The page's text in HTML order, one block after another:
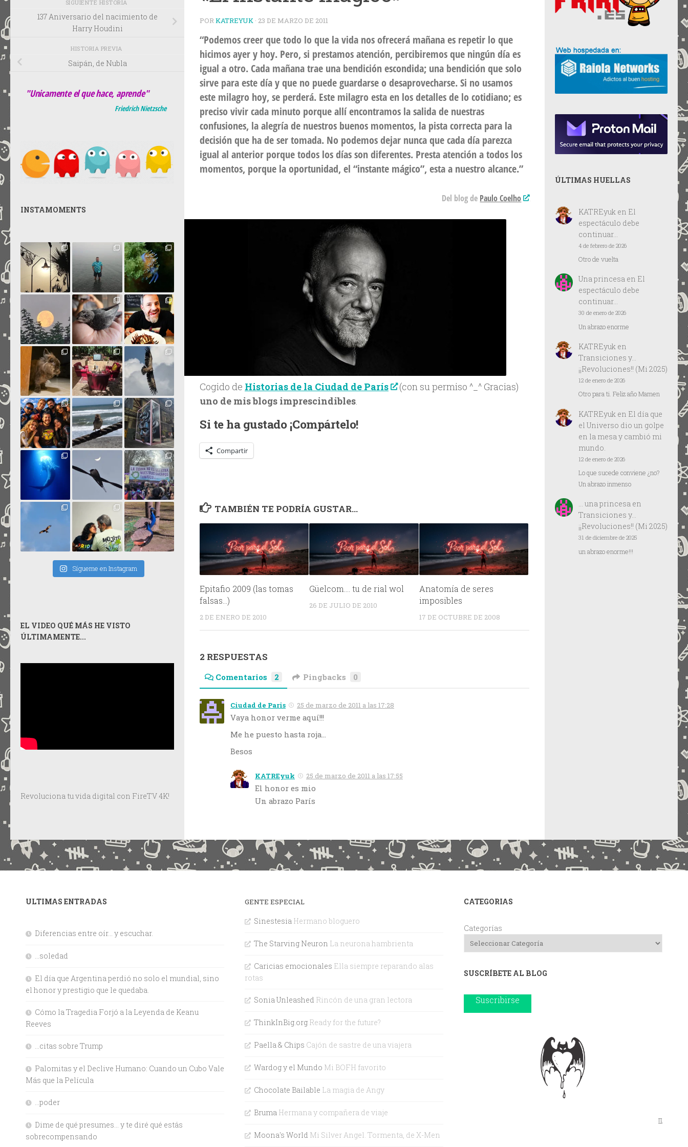
POR KATREYUK · 23 DE MARZO DE 2011
“Podemos creer que todo lo que la vida nos ofrecerá mañana es repetir lo que
hicimos ayer y hoy. Pero, si prestamos atención, percibiremos que ningún día es
igual a otro. Cada mañana trae una bendición escondida; una bendición que solo
sirve para este día y que no puede guardarse o desaprovecharse. Si no usamos
este milagro hoy, se perderá. Este milagro esta en los detalles de lo cotidiano; es
preciso vivir cada minuto porque allí encontramos la salida de nuestras
confusiones, la alegría de nuestros buenos momentos, la pista correcta para la
decisión que ha de ser tomada. No podemos dejar nunca que cada día parezca
igual al anterior porque todos los días son diferentes. Presta atención a todos los
momentos, porque la oportunidad, el “instante mágico”, esta a nuestro alcance.”
Del blog de Paulo Coelho
Cogido de Historias de la Ciudad de París
(con su permiso ^_^ Gracias)
uno de mis blogs imprescindibles
Si te ha gustado ¡Compártelo!
Compartir
TAMBIÉN TE PODRÍA GUSTAR...
Epitafio 2009 (las tomas
falsas…)
2 DE ENERO DE 2010
Güelcom…. tu de rial wol
26 DE JULIO DE 2010
Anatomía de seres
imposibles
17 DE OCTUBRE DE 2008
2 RESPUESTAS
Comentarios 2 Pingbacks 0
Ciudad de Paris 25 de marzo de 2011 a las 17:28
Vaya honor verme aquí!!!
Me he puesto hasta roja…
Besos
KATREyuk 25 de marzo de 2011 a las 17:55
El honor es mio
Un abrazo París
SIGUIENTE HISTORIA
137 Aniversario del nacimiento de
Harry Houdini
HISTORIA PREVIA
Saipán, de Nubla
"Unicamente el que hace, aprende"
Friedrich Nietzsche
INSTAMOMENTS
Sígueme en Instagram
EL VIDEO QUÉ MÁS HE VISTO
ÚLTIMAMENTE...
Revoluciona tu vida digital con FireTV 4K!
ÚLTIMAS HUELLAS
KATREyuk en El
espectáculo debe
continuar…
4 de febrero de 2026
Otro de vuelta
Una princesaen El
espectáculo debe
continuar…
30 de enero de 2026
Un abrazo enorme
KATREyuken
Transiciones y…
¡¡Revoluciones!! (Mi 2025)
12 de enero de 2026
Otro para ti. Feliz año Mamen
KATREyuk en El día que
el Universo dio un golpe
en la mesa y cambió mi
mundo.
12 de enero de 2026
Lo que sucede conviene ¿no?
Un abrazo inmenso
… una princesaen
Transiciones y…
¡¡Revoluciones!! (Mi 2025)
31 de diciembre de 2025
un abrazo enorme!!!
ULTIMAS ENTRADAS
Diferencias entre oír… y escuchar.
…soledad
El día que Argentina perdió no solo el mundial, sino
el honor y prestigio que le quedaba.
Cómo la Tragedia Forjó a la Leyenda de Keanu
Reeves
…citas sobre Trump
Palomitas y el Declive Humano: Cuando un Cubo Vale
Más que la Película
…poder
Dime de qué presumes… y te diré qué estás
sobrecompensando
GENTE ESPECIAL
Sinestesia Hermano bloguero
The Starving Neuron La neurona hambrienta
Caricias emocionales Ella siempre reparando alas
rotas
Sonia Unleashed Rincón de una gran lectora
ThinkInBig.orgReady for the future?
Paella & Chips Cajón de sastre de una viajera
Wardog y el Mundo Mi BOFH favorito
Chocolate Bailable La magia de Angy
Bruma Hermana y compañera de viaje
Moona's World Mi Silver Angel. Tormenta, de X-Men
CATEGORIAS
Categorías
SUSCRÍBETE AL BLOG
Suscribirse
π